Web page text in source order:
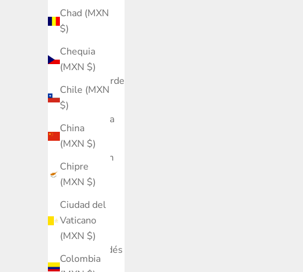
Chad (MXN
$)
Chequia
(MXN $)
Chile (MXN
$)
China
(MXN $)
Chipre
(MXN $)
Ciudad del
Vaticano
(MXN $)
Colombia
(MXN $)
(MXN $)
Cabo Verde
(MXN $)
Camboya
(MXN $)
Camerún
(MXN $)
(MXN $)
Caribe
neerlandés
(MXN $)